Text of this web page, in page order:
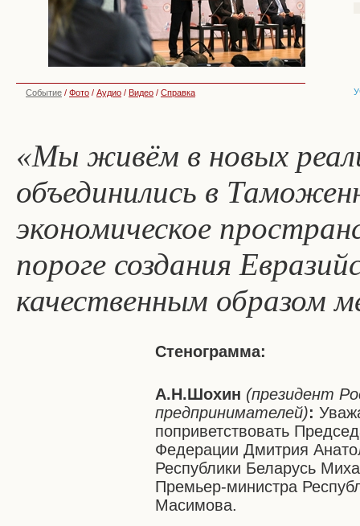
Событие / Фото / Аудио / Видео / Справка
«Мы живём в новых
объединились в
экономическое
пороге создания
качественным образом
Стенограмма:
А.Н.Шохин (президент
предпринимателей):
поприветствовать
Федерации Дмитрия
Республики Беларусь
Премьер-министра
Масимова.